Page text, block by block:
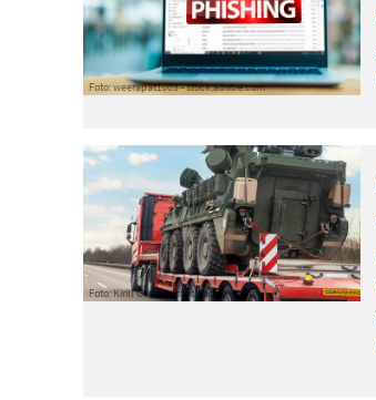
Foto: weerapat1003 - stock.adobe.com
Foto: Kirill Gorlov – stock.adobe.com